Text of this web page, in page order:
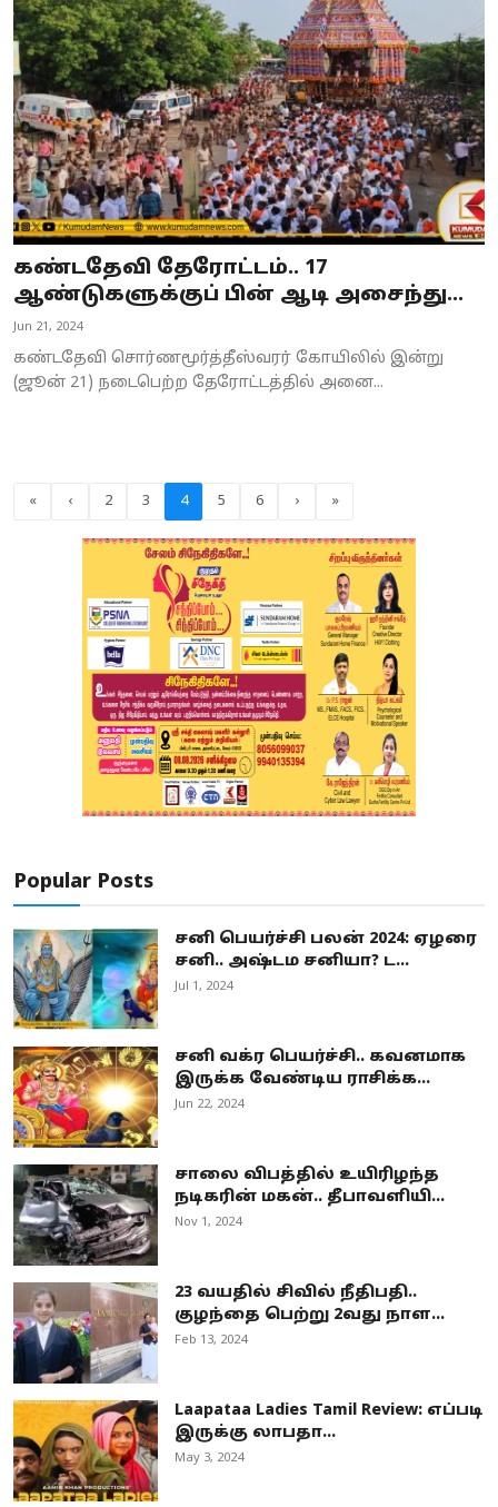
கண்டதேவி தேரோட்டம்.. 17
ஆண்டுகளுக்குப் பின் ஆடி அசைந்து...
Jun 21, 2024
கண்டதேவி சொர்ணமூர்த்தீஸ்வரர் கோயிலில் இன்று
(ஜூன் 21) நடைபெற்ற தேரோட்டத்தில் அனை...
« ‹ 2 3 4 5 6 › »
Popular Posts
சனி பெயர்ச்சி பலன் 2024: ஏழரை
சனி.. அஷ்டம சனியா? ட...
Jul 1, 2024
சனி வக்ர பெயர்ச்சி.. கவனமாக
இருக்க வேண்டிய ராசிக்க...
Jun 22, 2024
சாலை விபத்தில் உயிரிழந்த
நடிகரின் மகன்.. தீபாவளியி...
Nov 1, 2024
23 வயதில் சிவில் நீதிபதி..
குழந்தை பெற்று 2வது நாள...
Feb 13, 2024
Laapataa Ladies Tamil Review: எப்படி
இருக்கு லாபதா...
May 3, 2024